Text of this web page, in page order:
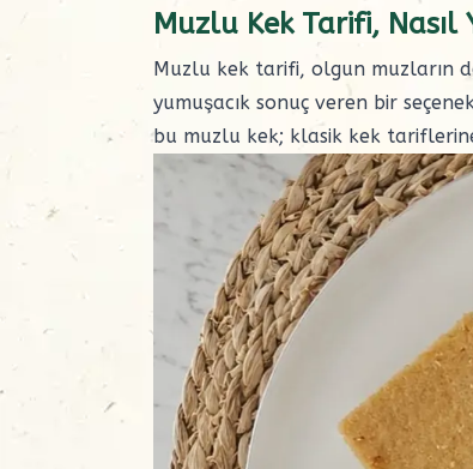
Muzlu Kek Tarifi, Nasıl
Muzlu kek tarifi, olgun muzların
yumuşacık sonuç veren bir
bu muzlu kek; klasik kek